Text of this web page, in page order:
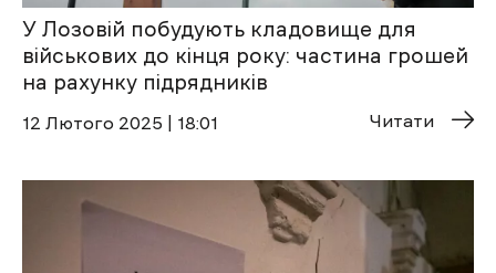
У Лозовій побудують кладовище для
військових до кінця року: частина грошей
на рахунку підрядників
12 Лютого 2025 | 18:01 Читати